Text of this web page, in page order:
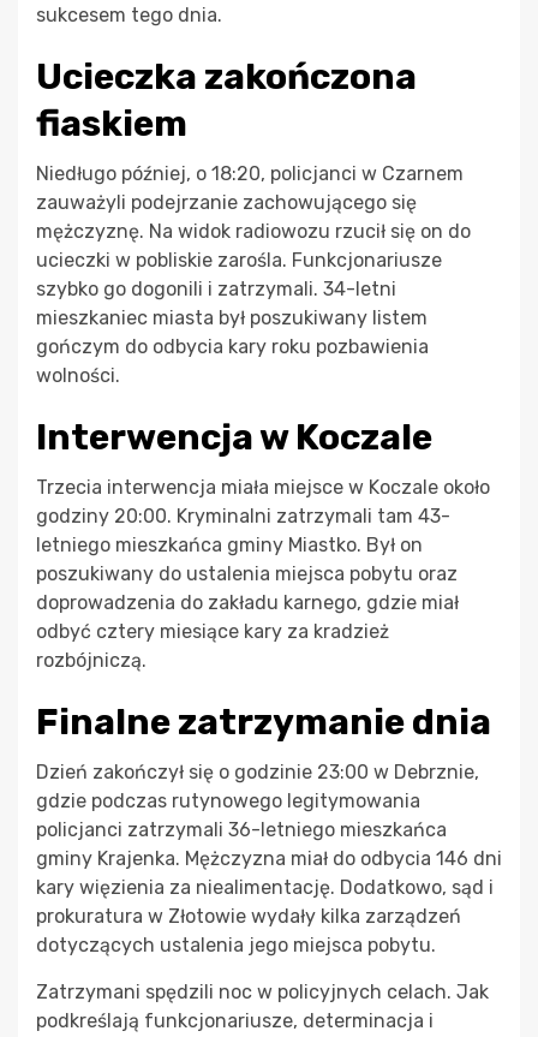
sukcesem tego dnia.
Ucieczka zakończona
fiaskiem
Niedługo później, o 18:20, policjanci w Czarnem
zauważyli podejrzanie zachowującego się
mężczyznę. Na widok radiowozu rzucił się on do
ucieczki w pobliskie zarośla. Funkcjonariusze
szybko go dogonili i zatrzymali. 34-letni
mieszkaniec miasta był poszukiwany listem
gończym do odbycia kary roku pozbawienia
wolności.
Interwencja w Koczale
Trzecia interwencja miała miejsce w Koczale około
godziny 20:00. Kryminalni zatrzymali tam 43-
letniego mieszkańca gminy Miastko. Był on
poszukiwany do ustalenia miejsca pobytu oraz
doprowadzenia do zakładu karnego, gdzie miał
odbyć cztery miesiące kary za kradzież
rozbójniczą.
Finalne zatrzymanie dnia
Dzień zakończył się o godzinie 23:00 w Debrznie,
gdzie podczas rutynowego legitymowania
policjanci zatrzymali 36-letniego mieszkańca
gminy Krajenka. Mężczyzna miał do odbycia 146 dni
kary więzienia za niealimentację. Dodatkowo, sąd i
prokuratura w Złotowie wydały kilka zarządzeń
dotyczących ustalenia jego miejsca pobytu.
Zatrzymani spędzili noc w policyjnych celach. Jak
podkreślają funkcjonariusze, determinacja i